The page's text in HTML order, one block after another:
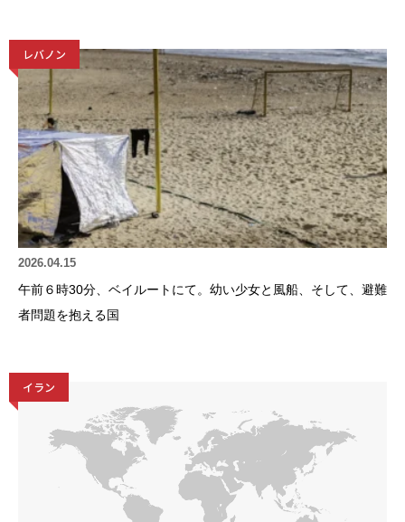
レバノン
2026.04.15
午前６時30分、ベイルートにて。幼い少女と風船、そして、避難
者問題を抱える国
イラン